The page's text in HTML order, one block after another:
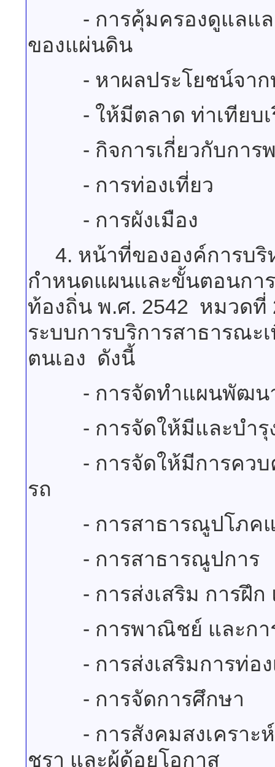
- การคุ้มครองดูแลและ
ของแผ่นดิน
- หาผลประโยชน์จากท
- ให้มีตลาด ท่าเทียบเ
- กิจการเกี่ยวกับการ
- การท่องเที่ยว
- การผังเมือง
4. หน้าที่ขององค์การบ
กำหนดแผนและขั้นตอนกา
ท้องถิ่น พ.ศ. 2542 หมวด
ระบบการบริการสาธารณ
ตนเอง ดังนี้
- การจัดทำแผนพัฒนา
- การจัดให้มีและบำรุง
- การจัดให้มีการควบคุ
รถ
- การสาธารณูปโภคแล
- การสาธารณูปการ
- การส่งเสริม การฝึก
- การพาณิชย์ และการ
- การส่งเสริมการท่อง
- การจัดการศึกษา
- การสังคมสงเคราะห์
ชรา และผู้ด้อยโอกาส